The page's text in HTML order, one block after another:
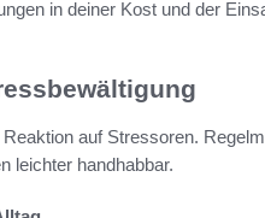
in deiner Kost und der
auf Stressoren.
leichter handhabbar.